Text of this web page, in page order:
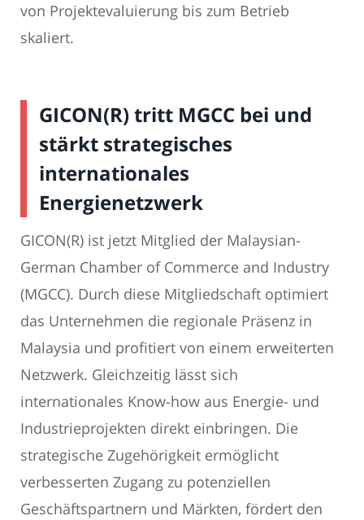
von Projektevaluierung bis zum Betrieb
skaliert.
GICON(R) tritt MGCC bei und
stärkt strategisches
internationales
Energienetzwerk
GICON(R) ist jetzt Mitglied der Malaysian-
German Chamber of Commerce and Industry
(MGCC). Durch diese Mitgliedschaft optimiert
das Unternehmen die regionale Präsenz in
Malaysia und profitiert von einem erweiterten
Netzwerk. Gleichzeitig lässt sich
internationales Know-how aus Energie- und
Industrieprojekten direkt einbringen. Die
strategische Zugehörigkeit ermöglicht
verbesserten Zugang zu potenziellen
Geschäftspartnern und Märkten, fördert den